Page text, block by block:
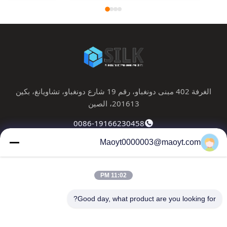
الغرفة 402 مبنى دونغباو، رقم 19 شارع دونغباو، تشاويانغ، بكين
201613، الصين
0086-19166230458
kf@maoyt.com
حولناالمنتجاتاتصل بنا
النشرة الإخبارية لدينا
Maoyt0000003@maoyt.com
11:02 PM
Good day, what product are you looking for?